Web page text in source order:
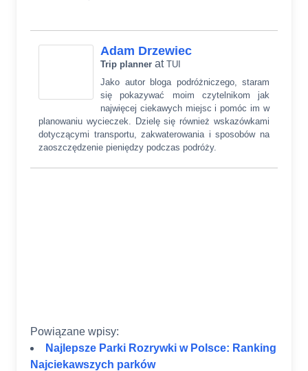
Adam Drzewiec
Trip planner at TUI
Jako autor bloga podróżniczego, staram
się pokazywać moim czytelnikom jak
najwięcej ciekawych miejsc i pomóc im w
planowaniu wycieczek. Dzielę się również wskazówkami
dotyczącymi transportu, zakwaterowania i sposobów na
zaoszczędzenie pieniędzy podczas podróży.
Powiązane wpisy:
Najlepsze Parki Rozrywki w Polsce: Ranking
Najciekawszych parków